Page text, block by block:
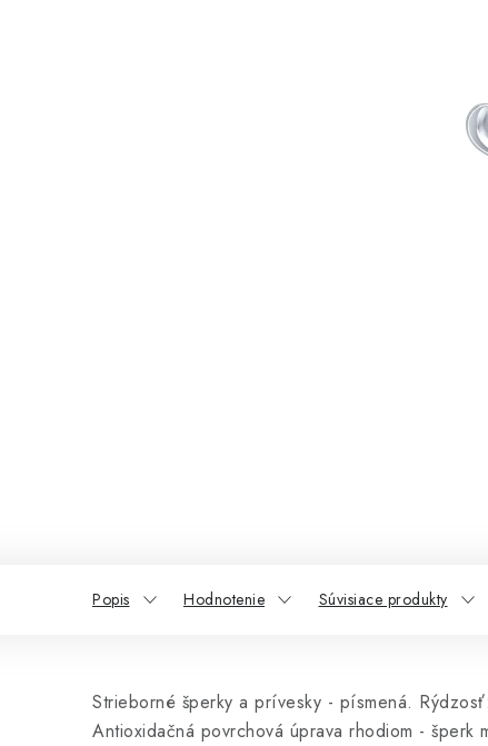
Popis Hodnotenie Súvisiace produkty
Strieborné šperky a prívesky - písmená.
Antioxidačná povrchová úprava rhodiom - šperk